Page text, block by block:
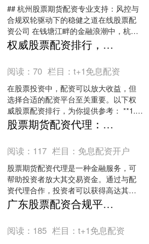
## 杭州股票期货配资专业支持：风控与
合规双轮驱动下的稳健之道在线股票配
资公司 在钱塘江畔的金融浪潮中，杭州
以其独特的数字经济基因和创新活力，
成为中国资本市场的....
权威股票配资排行，助你轻松选平台
阅读：70 栏目：t+1免息配资
在股票投资中，配资可以放大收益，但
选择合适的配资平台至关重要。以下权
威股票配资排行，为你提供参考： **1.
恒信证券** 恒信证券是国内领先的综合
性证券公司，....
股票期货配资代理：助您资金倍增，轻松理财
阅读： 117 栏目： 免息配资开户
股票期货配资代理是一种金融服务，可
帮助投资者放大其交易资金。通过与配
资代理合作，投资者可以获得高达其初
始资金数倍的杠杆，从而提高其潜在收
益。 **如何运作？**....
广东股票配资合规平台：资金安全，费率透明
阅读： 185 栏目：t+1免息配资